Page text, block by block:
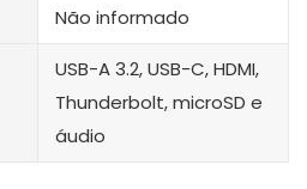
Não informado
USB-A 3.2, USB-C, HDMI,
Thunderbolt, microSD e
áudio